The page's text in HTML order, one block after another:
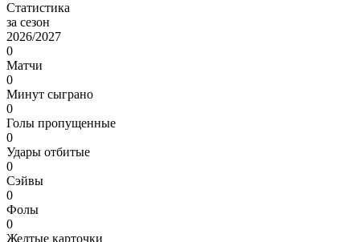
Статистика
за сезон
2026/2027
0
Матчи
0
Минут сыграно
0
Голы пропущенные
0
Удары отбитые
0
Сэйвы
0
Фолы
0
Желтые карточки